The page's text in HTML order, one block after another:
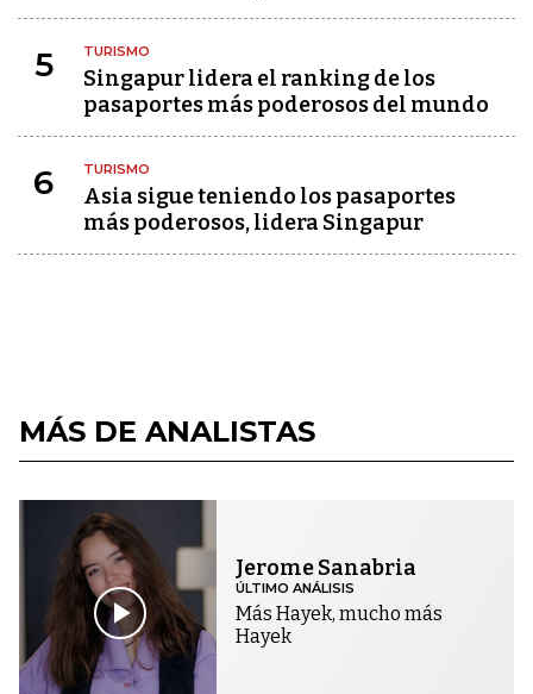
5 TURISMO
Singapur lidera el ranking de los
pasaportes más poderosos del mundo
6 TURISMO
Asia sigue teniendo los pasaportes
más poderosos, lidera Singapur
MÁS DE ANALISTAS
Jerome Sanabria
ÚLTIMO ANÁLISIS
Más Hayek, mucho más
Hayek